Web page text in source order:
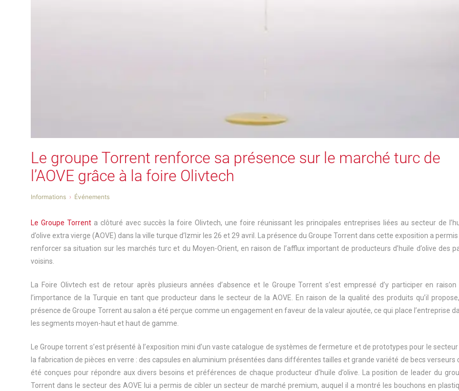
Le groupe Torrent renforce sa présence sur le marché turc de
l’AOVE grâce à la foire Olivtech
Informations Événements
Le Groupe Torrent a clôturé avec succès la foire Olivtech, une foire réunissant les principales entreprises liées au secteur de
d’olive extra vierge (AOVE) dans la ville turque d’Izmir les 26 et 29 avril. La présence du Groupe Torrent dans cette exposition a permis
renforcer sa situation sur les marchés turc et du Moyen-Orient, en raison de l’afflux important de producteurs d’huile d’olive des
voisins.
La Foire Olivtech est de retour après plusieurs années d’absence et le Groupe Torrent s’est empressé d’y participer en raison
l’importance de la Turquie en tant que producteur dans le secteur de la AOVE. En raison de la qualité des produits qu’il
présence de Groupe Torrent au salon a été perçue comme un engagement en faveur de la valeur ajoutée, ce qui place l’entreprise
les segments moyen-haut et haut de gamme.
Le Groupe torrent s’est présenté à l’exposition mini d’un vaste catalogue de systèmes de fermeture et de prototypes pour le secteur
la fabrication de pièces en verre : des capsules en aluminium présentées dans différentes tailles et grande variété de becs verseurs
été conçues pour répondre aux divers besoins et préférences de chaque producteur d’huile d’olive. La position de leader du
Torrent dans le secteur des AOVE lui a permis de cibler un secteur de marché premium, auquel il a montré les bouchons en